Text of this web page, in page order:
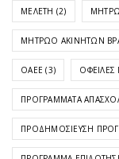
ΜΕΛΈΤΗ (2)
ΜΗΤΡΏΟ ΑΚΙΝΉΤΩΝ
ΟΑΕΕ (3)
ΠΡΟΓΡΆΜΜΑΤΑ
ΠΡΟΔΗΜΟΣΊΕΥΣΗ